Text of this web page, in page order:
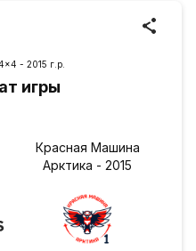
- 2015 г.р.
игры
Красная Машина
Арктика - 2015